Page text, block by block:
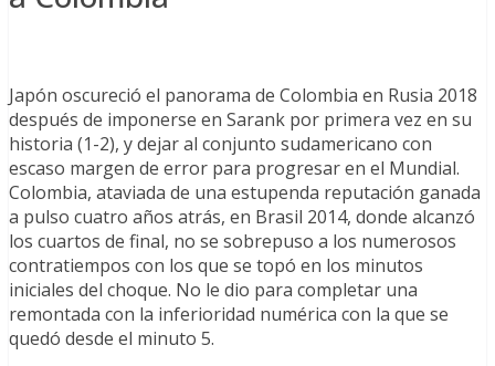
Japón oscureció el panorama de Colombia en Rusia 2018
después de imponerse en Sarank por primera vez en su
historia (1-2), y dejar al conjunto sudamericano con
escaso margen de error para progresar en el Mundial.
Colombia, ataviada de una estupenda reputación ganada
a pulso cuatro años atrás, en Brasil 2014, donde alcanzó
los cuartos de final, no se sobrepuso a los numerosos
contratiempos con los que se topó en los minutos
iniciales del choque. No le dio para completar una
remontada con la inferioridad numérica con la que se
quedó desde el minuto 5.